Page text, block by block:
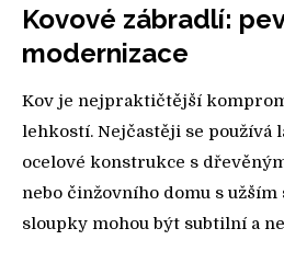
Kovové zábradlí:
modernizace
Kov je nejpraktičtější
lehkostí. Nejčastěji se používá
ocelové konstrukce s
nebo činžovního domu s
sloupky mohou být subtilní a